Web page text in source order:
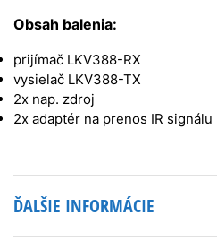
Obsah balenia:
prijímač LKV388-RX
vysielač LKV388-TX
2x nap. zdroj
2x adaptér na prenos IR signálu
ĎALŠIE INFORMÁCIE